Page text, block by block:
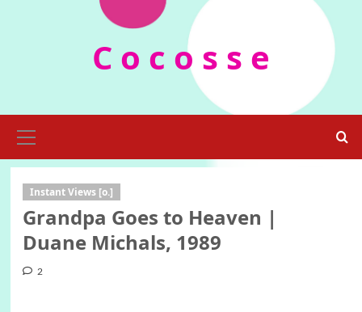
C o c o s s e
Menu
Instant Views [o.]
Grandpa Goes to Heaven |
Duane Michals, 1989
2